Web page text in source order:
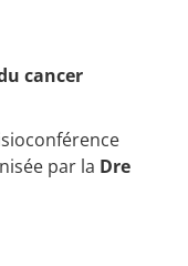
cancer
par la Dre